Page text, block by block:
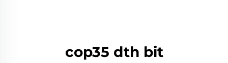
cop35 dth bit